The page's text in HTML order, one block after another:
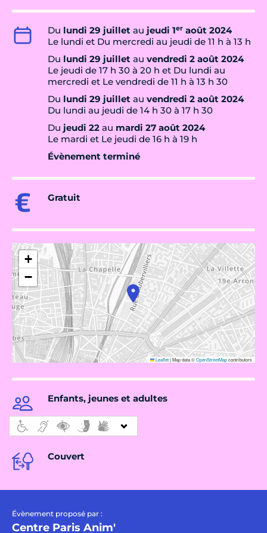
Du lundi 29 juillet au jeudi 1er août 2024
Le lundi et Du mercredi au jeudi de 11 h à 13 h
Du lundi 29 juillet au vendredi 2 août 2024
Le jeudi de 17 h 30 à 20 h et Du lundi au
mercredi et Le vendredi de 11 h à 13 h 30
Du lundi 29 juillet au vendredi 2 août 2024
Du lundi au jeudi de 14 h 30 à 17 h 30
Du jeudi 22 au mardi 27 août 2024
Le mardi et Le jeudi de 16 h à 19 h
Évènement terminé
Gratuit
+
−
Leaflet|Map data ©OpenStreetMapcontributors
Enfants, jeunes et adultes
Couvert
Évènement proposé par :
Centre Paris Anim'